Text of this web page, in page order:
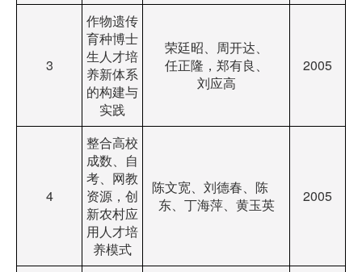
3
作物遗传
育种博士
生人才培
养新体系
的构建与
实践
荣廷昭、周开达、
任正隆，郑有良、
刘应高
2005
4
整合高校
成数、自
考、网教
资源，创
新农村应
用人才培
养模式
陈文宽、刘德春、陈
东、丁海萍、黄玉英
2005